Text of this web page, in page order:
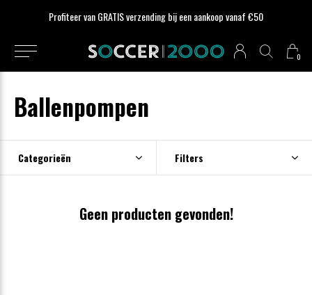
0
Profiteer van GRATIS verzending bij een aankoop vanaf €50
Ballenpompen
Categorieën Filters
Geen producten gevonden!